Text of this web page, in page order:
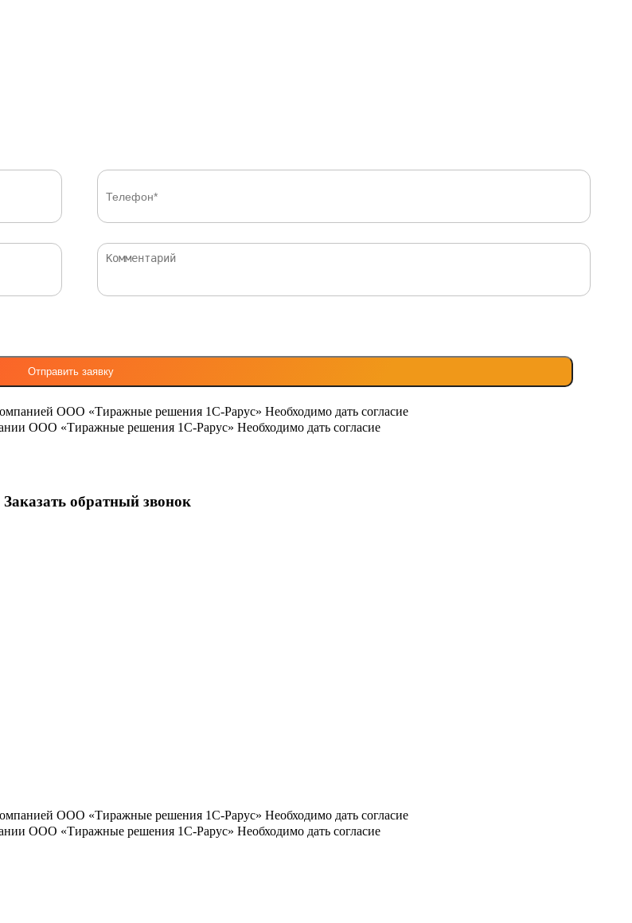
ООО «Тиражные решения 1С-Рарус» Необходимо дать согласие
ООО «Тиражные решения 1С-Рарус» Необходимо дать согласие
Заказать обратный звонок
ООО «Тиражные решения 1С-Рарус» Необходимо дать согласие
ООО «Тиражные решения 1С-Рарус» Необходимо дать согласие